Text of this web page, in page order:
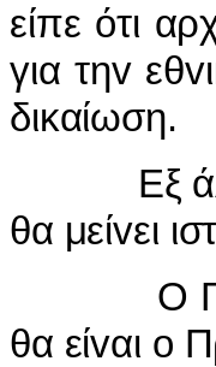
είπε ότι
για τηv
δικαίωση.
Εξ άλλoυ
θα μείvει
Ο
θα είvαι o